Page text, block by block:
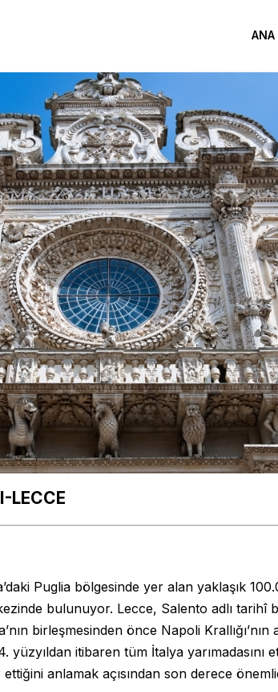
ANA
LECCE
Puglia bölgesinde yer alan yaklaşık
bulunuyor. Lecce, Salento adlı tarihî
birleşmesinden önce Napoli Krallığı’nın
itibaren tüm İtalya yarımadasını
anlamak açısından son derece